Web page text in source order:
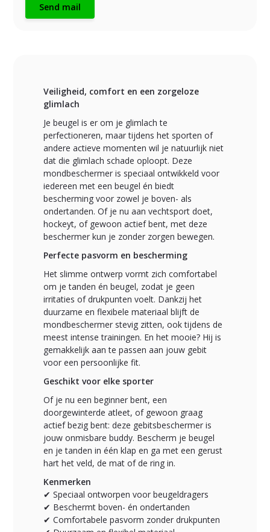
Send mail
Veiligheid, comfort en een zorgeloze
glimlach
Je beugel is er om je glimlach te
perfectioneren, maar tijdens het sporten of
andere actieve momenten wil je natuurlijk niet
dat die glimlach schade oploopt. Deze
mondbeschermer is speciaal ontwikkeld voor
iedereen met een beugel én biedt
bescherming voor zowel je boven- als
ondertanden. Of je nu aan vechtsport doet,
hockeyt, of gewoon actief bent, met deze
beschermer kun je zonder zorgen bewegen.
Perfecte pasvorm en bescherming
Het slimme ontwerp vormt zich comfortabel
om je tanden én beugel, zodat je geen
irritaties of drukpunten voelt. Dankzij het
duurzame en flexibele materiaal blijft de
mondbeschermer stevig zitten, ook tijdens de
meest intense trainingen. En het mooie? Hij is
gemakkelijk aan te passen aan jouw gebit
voor een persoonlijke fit.
Geschikt voor elke sporter
Of je nu een beginner bent, een
doorgewinterde atleet, of gewoon graag
actief bezig bent: deze gebitsbeschermer is
jouw onmisbare buddy. Bescherm je beugel
en je tanden in één klap en ga met een gerust
hart het veld, de mat of de ring in.
Kenmerken
✔ Speciaal ontworpen voor beugeldragers
✔ Beschermt boven- én ondertanden
✔ Comfortabele pasvorm zonder drukpunten